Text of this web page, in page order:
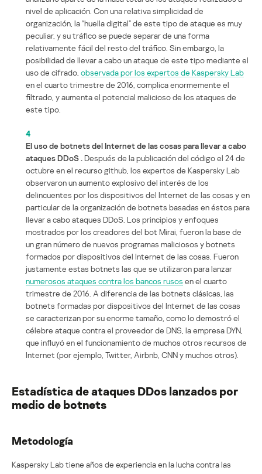
nivel de aplicación. Con una relativa simplicidad de
organización, la “huella digital” de este tipo de ataque es muy
peculiar, y su tráfico se puede separar de una forma
relativamente fácil del resto del tráfico. Sin embargo, la
posibilidad de llevar a cabo un ataque de este tipo mediante el
uso de cifrado, observada por los expertos de Kaspersky Lab
en el cuarto trimestre de 2016, complica enormemente el
filtrado, y aumenta el potencial malicioso de los ataques de
este tipo.
4
El uso de botnets del Internet de las cosas para llevar a cabo
ataques DDoS.Después de la publicación del código el 24 de
octubre en el recurso github, los expertos de Kaspersky Lab
observaron un aumento explosivo del interés de los
delincuentes por los dispositivos del Internet de las cosas y en
particular de la organización de botnets basadas en éstos para
llevar a cabo ataques DDoS. Los principios y enfoques
mostrados por los creadores del bot Mirai, fueron la base de
un gran número de nuevos programas maliciosos y botnets
formados por dispositivos del Internet de las cosas. Fueron
justamente estas botnets las que se utilizaron para lanzar
numerosos ataques contra los bancos rusos en el cuarto
trimestre de 2016. A diferencia de las botnets clásicas, las
botnets formadas por dispositivos del Internet de las cosas
se caracterizan por su enorme tamaño, como lo demostró el
célebre ataque contra el proveedor de DNS, la empresa DYN,
que influyó en el funcionamiento de muchos otros recursos de
Internet (por ejemplo, Twitter, Airbnb, CNN y muchos otros).
Estadística de ataques DDos lanzados por
medio de botnets
Metodología
Kaspersky Lab tiene años de experiencia en la lucha contra las